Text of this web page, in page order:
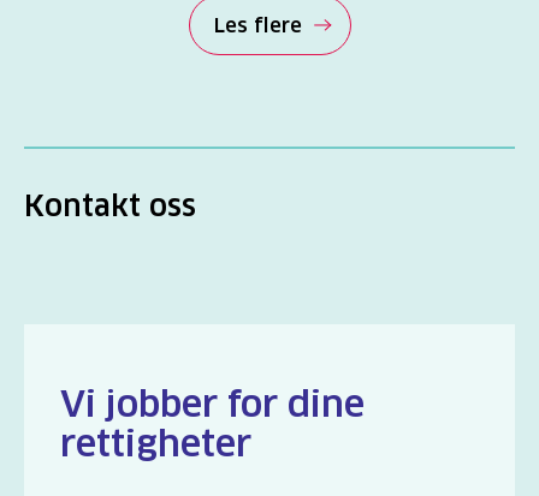
Les flere
Kontakt oss
Vi jobber for dine
rettigheter